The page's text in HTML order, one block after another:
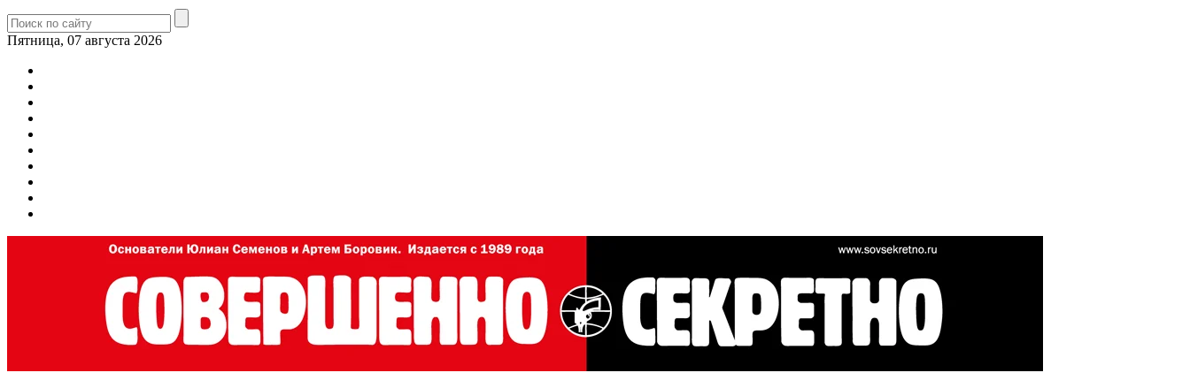
Пятница, 07 августа 2026